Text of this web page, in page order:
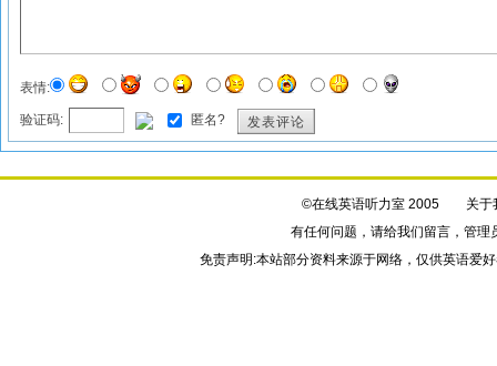
表情:
验证码: 匿名? 发表评论
©在线英语听力室 2005 关于
有任何问题，请给我们留言，管理
免责声明:本站部分资料来源于网络，仅供英语爱